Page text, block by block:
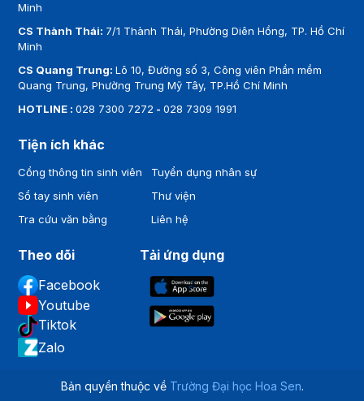
Minh
CS Thành Thái: 7/1 Thành Thái, Phường Diên Hồng, TP. Hồ Chí
Minh
CS Quang Trung:Lô 10, Đường số 3, Công viên Phần mềm
Quang Trung, Phường Trung Mỹ Tây, TP.Hồ Chí Minh
HOTLINE :028 7300 7272 -028 7309 1991
Tiện ích khác
Cổng thông tin sinh viên
Sổ tay sinh viên
Tra cứu văn bằng
Tuyển dụng nhân sự
Thư viện
Liên hệ
Theo dõi
Facebook
Youtube
Tiktok
Zalo
Tải ứng dụng
Bản quyền thuộc về Trường Đại học Hoa Sen.